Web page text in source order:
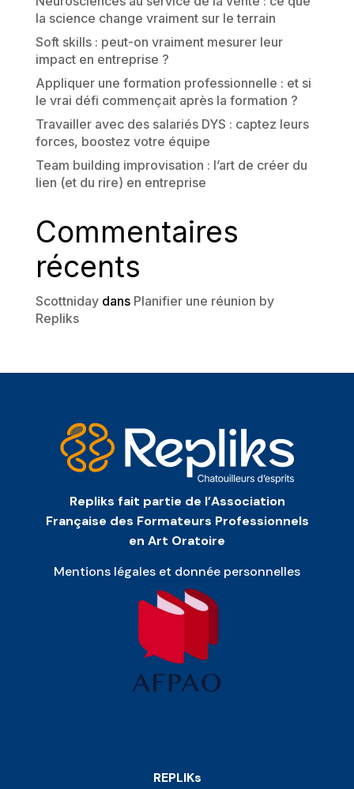
la science change vraiment sur le terrain
Soft skills : peut-on vraiment mesurer leur
impact en entreprise ?
Appliquer une formation professionnelle : et si
le vrai défi commençait après la formation ?
Travailler avec des salariés DYS : captez leurs
forces, boostez votre équipe
Team building improvisation : l’art de créer du
lien (et du rire) en entreprise
Commentaires
récents
Scottnidaydans Planifier une réunion by
Repliks
Repliks fait partie de l’Association
Française des Formateurs Professionnels
en Art Oratoire
Mentions légales et donnée personnelles
REPLIKs